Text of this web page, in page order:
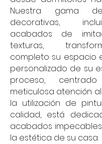
Nuestra gama
decorativas,
acabados de
texturas,
completo su espacio
personalizado de su
proceso,
meticulosa atención
la utilización de
calidad, está
acabados
la estética de su casa.